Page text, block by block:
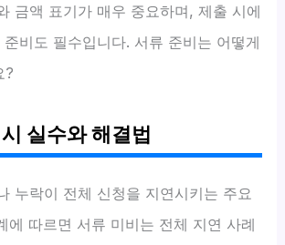
금액 표기가 매우 중요하며, 제출 시에
비도 필수입니다. 서류 준비는 어떻게
?
실수와 해결법
누락이 전체 신청을 지연시키는 주요
에 따르면 서류 미비는 전체 지연 사례